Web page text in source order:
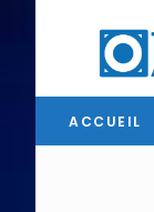
ACCUEIL